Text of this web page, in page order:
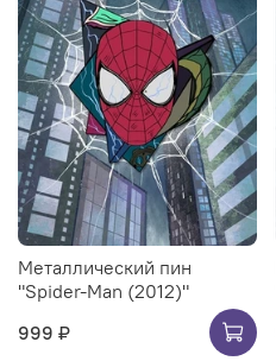
Металлический пин
"Spider-Man (2012)"
999 ₽